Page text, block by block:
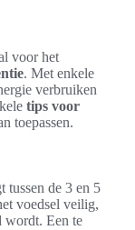
voor het
. Met enkele
verbruiken
tips voor
toepassen.
tussen de 3 en 5
voedsel veilig,
wordt. Een te